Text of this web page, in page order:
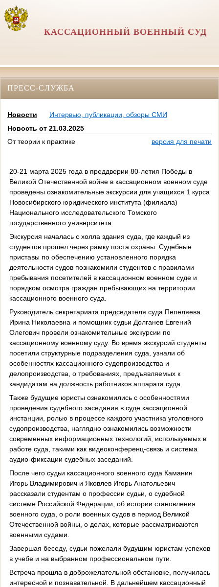
КАССАЦИОННЫЙ ВОЕННЫЙ СУД
ПРЕСС-СЛУЖБА
Новости
Интервью, публикации, обзоры СМИ
Новость от 21.03.2025
От теории к практике
версия для печати
20-21 марта 2025 года в преддверии 80-летия Победы в
Великой Отечественной войне в кассационном военном суде
проведены ознакомительные экскурсии для учащихся 1 курса
Новосибирского юридического института (филиала)
Национального исследовательского Томского
государственного университета.
Экскурсия началась с холла здания суда, где каждый из
студентов прошел через рамку поста охраны. Судебные
приставы по обеспечению установленного порядка
деятельности судов познакомили студентов с правилами
пребывания посетителей в кассационном военном суде и
порядком осмотра граждан пребывающих на территории
кассационного военного суда.
Руководитель секретариата председателя суда Пепеляева
Ирина Николаевна и помощник судьи Долганев Евгений
Олегович провели ознакомительные экскурсии по
кассационному военному суду. Во время экскурсий студенты
посетили структурные подразделения суда, узнали об
особенностях кассационного судопроизводства и
делопроизводства, о требованиях, предъявляемых к
кандидатам на должность работников аппарата суда.
Также будущие юристы ознакомились с особенностями
проведения судебного заседания в суде кассационной
инстанции, ролью в процессе каждого участника уголовного
судопроизводства, наглядно ознакомились возможности
современных информационных технологий, используемых в
работе суда, такими как видеоконференц-связь и система
аудио-фиксации судебных заседаний.
После чего судьи кассационного военного суда Каманин
Игорь Владимирович и Яковлев Игорь Анатольевич
рассказали студентам о профессии судьи, о судебной
системе Российской Федерации, об истории становления
военного суда, о роли военных судов в период Великой
Отечественной войны, о делах, которые рассматриваются
военными судами.
Завершая беседу, судьи пожелали будущим юристам успехов
в учебе и на выбранном профессиональном пути.
Встреча прошла в доброжелательной обстановке, получилась
интересной и познавательной. В дальнейшем кассационный